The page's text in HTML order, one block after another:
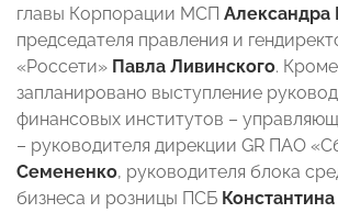
главы Корпорации МСП Александра
председателя правления и
«Россети» Павла Ливинского.
запланировано выступление
финансовых институтов –
– руководителя дирекции GR ПАО
Семененко, руководителя блока
бизнеса и розницы ПСБ